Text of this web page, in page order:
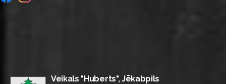
Veikals "Huberts", Jēkabpils